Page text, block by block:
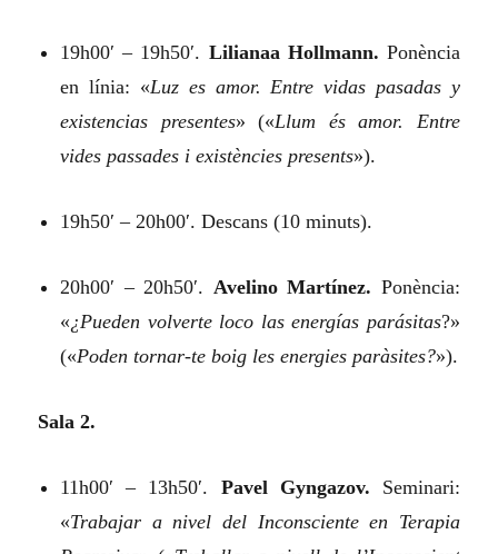
19h00′ – 19h50′. Lilianaa Hollmann. Ponència
en línia: «Luz es amor. Entre vidas pasadas y
existencias presentes» («Llum és amor. Entre
vides passades i existències presents»).
19h50′ – 20h00′. Descans (10 minuts).
20h00′ – 20h50′. Avelino Martínez. Ponència:
«¿Pueden volverte loco las energías parásitas?»
(«Poden tornar-te boig les energies paràsites?»).
Sala 2.
11h00′ – 13h50′. Pavel Gyngazov. Seminari:
«Trabajar a nivel del Inconsciente en Terapia